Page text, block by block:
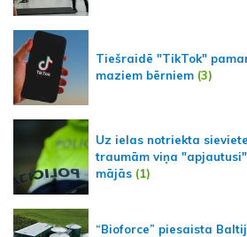
Tiešraidē "TikTok"
maziem bērniem (3)
Uz ielas notriekta
traumām viņa
mājās (1)
“Bioforce” piesaista